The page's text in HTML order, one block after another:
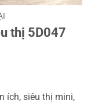
thị 5D047
ích, siêu thị mini,